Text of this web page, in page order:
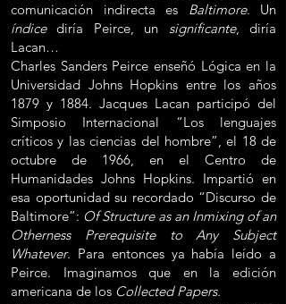
comunicación indirecta es Baltimore. Un
índicediría Peirce, un significante, diría
Lacan…
Charles Sanders Peirce enseñó Lógica en la
Universidad Johns Hopkins entre los años
1879 y 1884. Jacques Lacan participó del
Simposio Internacional “Los lenguajes
críticos y las ciencias del hombre”, el 18 de
octubre de 1966, en el Centro de
Humanidades Johns Hopkins. Impartió en
esa oportunidad su recordado “Discurso de
Baltimore”: Of Structure as an Inmixing of an
Otherness Prerequisite to Any Subject
Whatever. Para entonces ya había leído a
Peirce. Imaginamos que en la edición
americana de los Collected Papers.